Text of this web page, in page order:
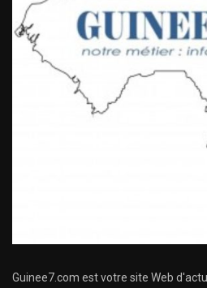
Guinee7.com est votre site Web